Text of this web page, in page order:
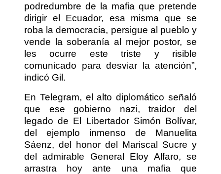
podredumbre de la mafia que pretende
dirigir el Ecuador, esa misma que se
roba la democracia, persigue al pueblo y
vende la soberanía al mejor postor, se
les ocurre este triste y risible
comunicado para desviar la atención”,
indicó Gil.
En Telegram, el alto diplomático señaló
que ese gobierno nazi, traidor del
legado de El Libertador Simón Bolívar,
del ejemplo inmenso de Manuelita
Sáenz, del honor del Mariscal Sucre y
del admirable General Eloy Alfaro, se
arrastra hoy ante una mafia que